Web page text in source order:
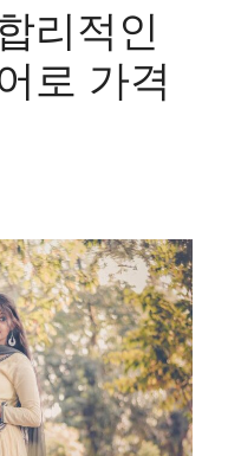
리적인
로 가격